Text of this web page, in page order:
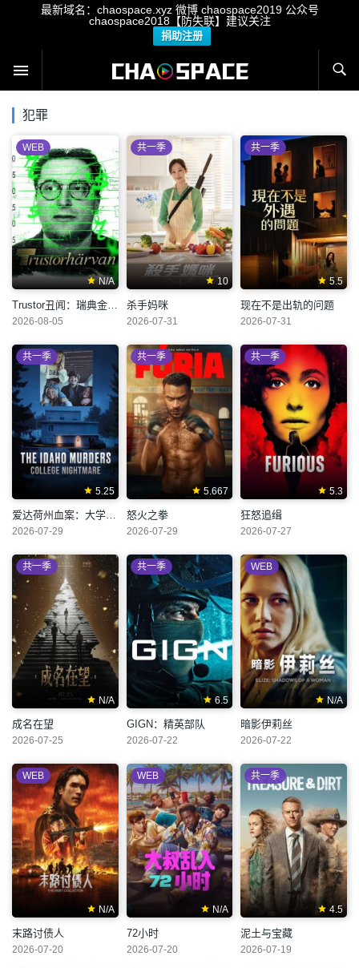
最新域名：chaospace.xyz 微博 chaospace2019 公众号
chaospace2018【防失联】建议关注
捐助注册
犯罪
N/A
WEB
Trustor丑闻：瑞典金融案内幕
2026-08-05
10
共一季
杀手妈咪
2026-07-31
5.5
共一季
现在不是出轨的问题
2026-07-31
5.25
共一季
2026-07-29
5.667
共一季
怒火之拳
2026-07-29
5.3
共一季
狂怒追缉
2026-07-27
N/A
共一季
成名在望
2026-07-25
6.5
共一季
GIGN：精英部队
2026-07-22
N/A
WEB
暗影伊莉丝
2026-07-22
N/A
WEB
末路讨债人
2026-07-20
N/A
WEB
72小时
2026-07-20
4.5
共一季
泥土与宝藏
2026-07-19